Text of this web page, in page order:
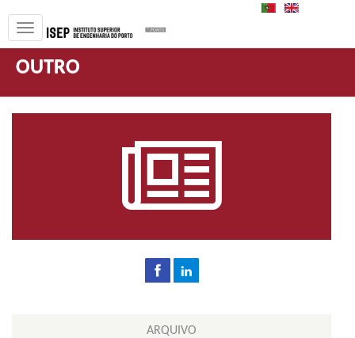
PT
OUTRO
ARQUIVO